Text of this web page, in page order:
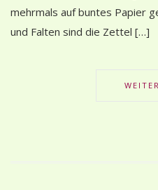
mehrmals auf buntes Papier
und Falten sind die Zettel […]